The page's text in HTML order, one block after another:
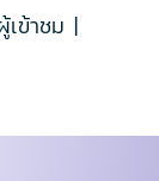
ข้าชม |